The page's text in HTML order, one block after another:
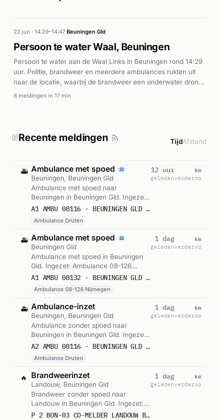
22 jun · 14:29–14:47·Beuningen Gld
Persoon te water Waal, Beuningen
Persoon te water aan de Waal Links in Beuningen rond 14:29
uur. Politie, brandweer en meerdere ambulances rukten uit
naar de locatie, waarbij de brandweer een onderwater drone
inzette voor zoekoperaties.
8 meldingen in 17 min
Recente meldingen TijdAfstand
🚑 Ambulance met spoed
Beuningen, Beuningen Gld
Ambulance met spoed naar
Beuningen in Beuningen Gld. Ingezet:
Ambulance Druten. Gemeld om 23:06.A1 AMBU 08116 - BEUNINGEN GLD RIT 242801
Ambulance Druten
12 uur
geleden
km
verderop
🚑 Ambulance met spoed
Beuningen Gld
Ambulance met spoed in Beuningen
Gld. Ingezet: Ambulance 08-126
Nijmegen. Gemeld om 11:48.
A1 AMBU 08132 - BEUNINGEN GLD 112,7 RIT 242181
Ambulance 08-126 Nijmegen
1 dag
geleden
km
verderop
🚑 Ambulance-inzet
Beuningen, Beuningen Gld
Ambulance zonder spoed naar
Beuningen in Beuningen Gld. Ingezet:
Ambulance Druten. Gemeld om
A2 AMBU 08116 - BEUNINGEN GLD RIT 241757
Ambulance Druten
1 dag
geleden
km
verderop
🔥 Brandweerinzet
Landouw, Beuningen Gld
Brandweer zonder spoed naar
Landouw in Beuningen Gld. Ingezet:
GMS Koppelcode, Korpsalarm.
P 2 BON-03 CO-MELDER LANDOUW BEUNINGEN GLD 084231
1 dag
geleden
km
verderop